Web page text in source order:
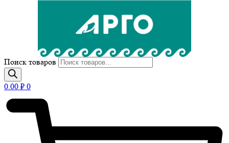
Поиск товаров
0.00 ₽ 0